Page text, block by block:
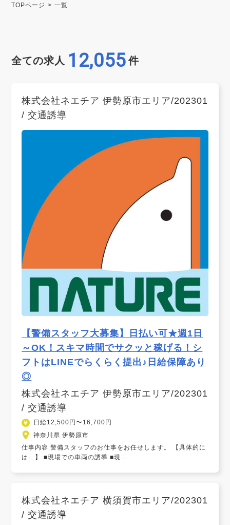
TOPページ 一覧
全ての求人 12,055 件
株式会社ネエチア 伊勢原市エリア/202301
/ 交通誘導
【警備スタッフ大募集】日払い可★週1日
～OK！スキマ時間でサクッと稼げる！シ
フトはLINEでらくらく提出♪日給保障あり
◎
株式会社ネエチア 伊勢原市エリア/202301
/ 交通誘導
日給12,500円〜16,700円
神奈川県 伊勢原市
仕事内容 警備スタッフのお仕事をお任せします。 【具体的に
は…】 ■現場での車両の誘導 ■現...
株式会社ネエチア 横須賀市エリア/202301
/ 交通誘導